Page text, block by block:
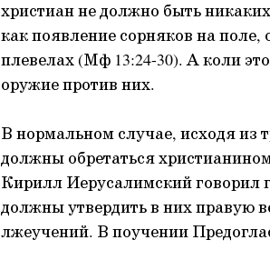
христиан не должно быть
как появление сорняков на поле,
плевелах (Мф 13:24-30). А коли
оружие против них.
В нормальном случае, исходя из
должны обретаться
Кирилл Иерусалимский говорил
должны утвердить в них правую
лжеучений. В поучении